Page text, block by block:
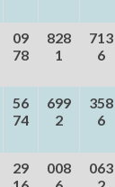
09
78
828
1
713
6
56
74
699
2
358
6
29
008
063